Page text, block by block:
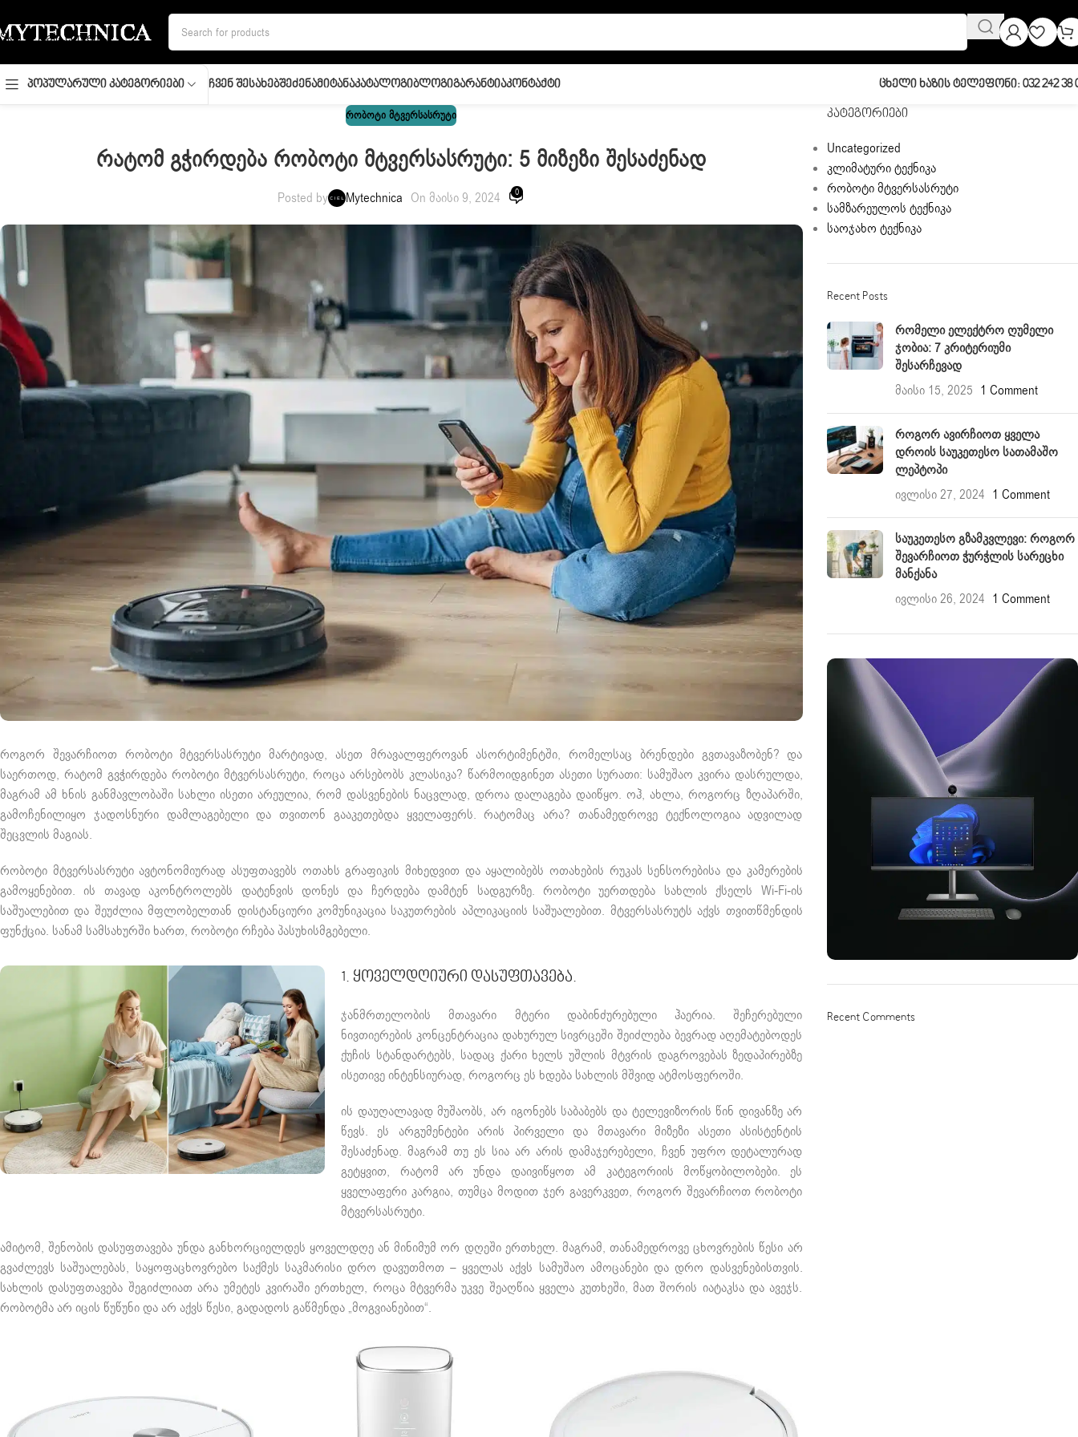
Skip to main content
Პოპულარული Კატეგორიები Ჩვენ ᲨესახებᲨეძენაᲛიტანაᲙატალოგიᲑლოგიᲒარანტიაᲙონტაქტი Ცხელი Ხაზის Ტელეფონი: 032 242 38
ᲠᲝᲑᲝᲢᲘ ᲛᲢᲕᲔᲠᲡᲐᲡᲠᲣᲢᲘ
Რატომ Გჭირდება Რობოტი Მტვერსასრუტი: 5 Მიზეზი Შესაძენად
Posted by Mytechnica On მაისი 9, 2024 0
როგორ შევარჩიოთ რობოტი მტვერსასრუტი მარტივად, ასეთ მრავალფეროვან ასორტიმენტში, რომელსაც ბრენდები გვთავაზობენ? და
საერთოდ, რატომ გვჭირდება რობოტი მტვერსასრუტი, როცა არსებობს კლასიკა? წარმოიდგინეთ ასეთი სურათი: სამუშაო კვირა დასრულდა,
მაგრამ ამ ხნის განმავლობაში სახლი ისეთი არეულია, რომ დასვენების ნაცვლად, დროა დალაგება დაიწყო. ოჰ, ახლა, როგორც ზღაპარში,
გამოჩენილიყო ჯადოსნური დამლაგებელი და თვითონ გააკეთებდა ყველაფერს. რატომაც არა? თანამედროვე ტექნოლოგია ადვილად
შეცვლის მაგიას.
რობოტი მტვერსასრუტი ავტონომიურად ასუფთავებს ოთახს გრაფიკის მიხედვით და აყალიბებს ოთახების რუკას სენსორებისა და კამერების
გამოყენებით. ის თავად აკონტროლებს დატენვის დონეს და ჩერდება დამტენ სადგურზე. რობოტი უერთდება სახლის ქსელს Wi-Fi-ის
საშუალებით და შეუძლია მფლობელთან დისტანციური კომუნიკაცია საკუთრების აპლიკაციის საშუალებით. მტვერსასრუტს აქვს თვითწმენდის
ფუნქცია. სანამ სამსახურში ხართ, რობოტი რჩება პასუხისმგებელი.
1. ყოველდღიური დასუფთავება.
ჯანმრთელობის მთავარი მტერი დაბინძურებული ჰაერია. შეჩერებული
ნივთიერების კონცენტრაცია დახურულ სივრცეში შეიძლება ბევრად აღემატებოდეს
ქუჩის სტანდარტებს, სადაც ქარი ხელს უშლის მტვრის დაგროვებას ზედაპირებზე
ისეთივე ინტენსიურად, როგორც ეს ხდება სახლის მშვიდ ატმოსფეროში.
ის დაუღალავად მუშაობს, არ იგონებს საბაბებს და ტელევიზორის წინ დივანზე არ
წევს. ეს არგუმენტები არის პირველი და მთავარი მიზეზი ასეთი ასისტენტის
შესაძენად. მაგრამ თუ ეს სია არ არის დამაჯერებელი, ჩვენ უფრო დეტალურად
გეტყვით, რატომ არ უნდა დაივიწყოთ ამ კატეგორიის მოწყობილობები. ეს
ყველაფერი კარგია, თუმცა მოდით ჯერ გავერკვეთ, როგორ შევარჩიოთ რობოტი
მტვერსასრუტი.
ამიტომ, შენობის დასუფთავება უნდა განხორციელდეს ყოველდღე ან მინიმუმ ორ დღეში ერთხელ. მაგრამ, თანამედროვე ცხოვრების წესი არ
გვაძლევს საშუალებას, საყოფაცხოვრებო საქმეს საკმარისი დრო დავუთმოთ – ყველას აქვს სამუშაო ამოცანები და დრო დასვენებისთვის.
სახლის დასუფთავება შეგიძლიათ არა უმეტეს კვირაში ერთხელ, როცა მტვერმა უკვე შეაღწია ყველა კუთხეში, მათ შორის იატაკსა და ავეჯს.
რობოტმა არ იცის წუწუნი და არ აქვს წესი, გადადოს გაწმენდა „მოგვიანებით“.
Კატეგორიები
Uncategorized
კლიმატური ტექნიკა
რობოტი მტვერსასრუტი
სამზარეულოს ტექნიკა
საოჯახო ტექნიკა
Recent Posts
Რომელი Ელექტრო Ღუმელი
Ჯობია: 7 Კრიტერიუმი
Შესარჩევად
მაისი 15, 2025 1 Comment
Როგორ Ავირჩიოთ Ყველა
Დროის Საუკეთესო Სათამაშო
Ლეპტოპი
ივლისი 27, 2024 1 Comment
Საუკეთესო Გზამკვლევი: Როგორ
Შევარჩიოთ Ჭურჭლის Სარეცხი
Მანქანა
ივლისი 26, 2024 1 Comment
HP Envy 34
Recent Comments